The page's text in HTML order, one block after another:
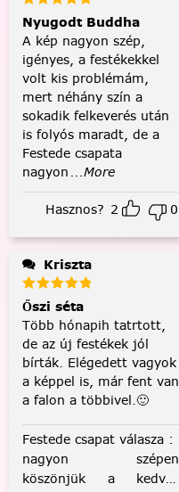
Nyugodt Buddha
A kép nagyon szép,
igényes, a festékekkel
volt kis problémám,
mert néhány szín a
sokadik felkeverés után
is folyós maradt, de a
Festede csapata
nagyon ...More
Hasznos? 2 0
Kriszta
Őszi séta
Több hónapih tatrtott,
de az új festékek jól
bírták. Elégedett vagyok
a képpel is, már fent van
a falon a többivel.🙂
Festede csapat válasza :
nagyon szépen
köszönjük a kedves